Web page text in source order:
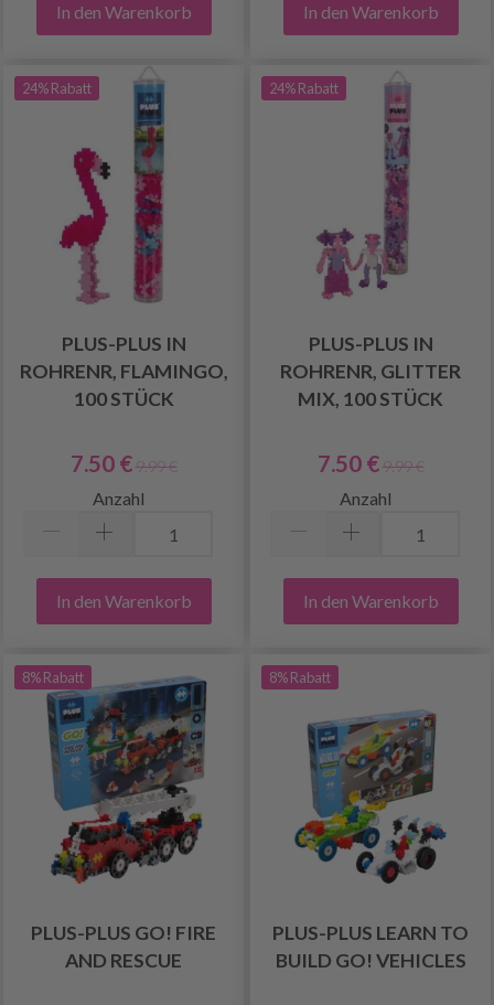
In den Warenkorb In den Warenkorb
24% Rabatt
PLUS-PLUS IN
ROHRENR, FLAMINGO,
100 STÜCK
7.50 € 9.99 €
Anzahl
In den Warenkorb
24% Rabatt
PLUS-PLUS IN
ROHRENR, GLITTER
MIX, 100 STÜCK
7.50 € 9.99 €
Anzahl
In den Warenkorb
8% Rabatt
PLUS-PLUS GO! FIRE
AND RESCUE
8% Rabatt
PLUS-PLUS LEARN TO
BUILD GO! VEHICLES